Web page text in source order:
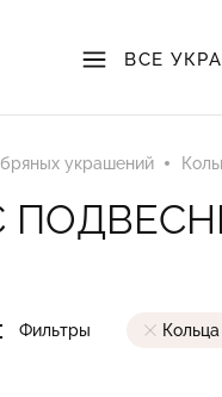
ВСЕ
украшений
Фильтры